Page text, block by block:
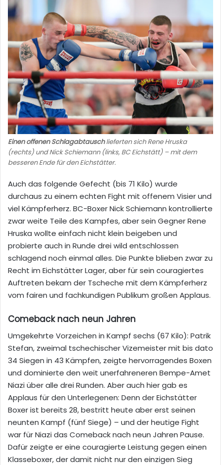
Einen offenen Schlagabtauschlieferten sich Rene Hruska
(rechts) und Nick Schiemann (links, BC Eichstätt) – mit dem
besseren Ende für den Eichstätter.
Auch das folgende Gefecht (bis 71 Kilo) wurde
durchaus zu einem echten Fight mit offenem Visier und
viel Kämpferherz. BC-Boxer Nick Schiemann kontrollierte
zwar weite Teile des Kampfes, aber sein Gegner Rene
Hruska wollte einfach nicht klein beigeben und
probierte auch in Runde drei wild entschlossen
schlagend noch einmal alles. Die Punkte blieben zwar zu
Recht im Eichstätter Lager, aber für sein couragiertes
Auftreten bekam der Tscheche mit dem Kämpferherz
vom fairen und fachkundigen Publikum großen Applaus.
Comeback nach neun Jahren
Umgekehrte Vorzeichen in Kampf sechs (67 Kilo): Patrik
Stefan, zweimal tschechischer Vizemeister mit bis dato
34 Siegen in 43 Kämpfen, zeigte hervorragendes Boxen
und dominierte den weit unerfahreneren Bempe-Amet
Niazi über alle drei Runden. Aber auch hier gab es
Applaus für den Unterlegenen: Denn der Eichstätter
Boxer ist bereits 28, bestritt heute aber erst seinen
neunten Kampf (fünf Siege) – und der heutige Fight
war für Niazi das Comeback nach neun Jahren Pause.
Dafür zeigte er eine couragierte Leistung gegen einen
Klasseboxer, der damit nicht nur den einzigen Sieg